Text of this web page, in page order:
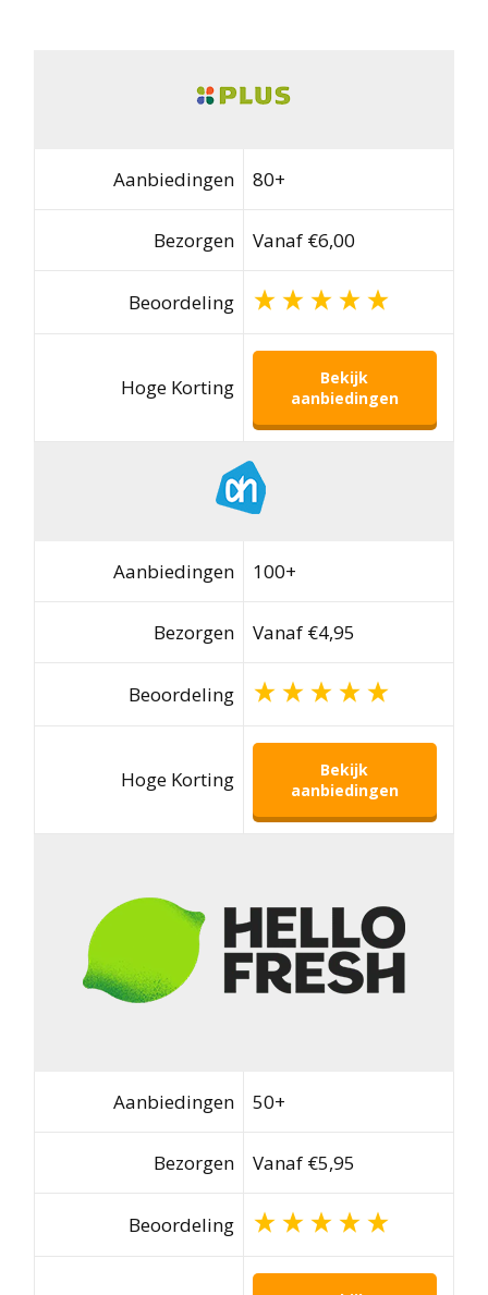
Aanbiedingen 80+
Bezorgen Vanaf €6,00
Beoordeling
Hoge Korting
Bekijk
aanbiedingen
Aanbiedingen 100+
Bezorgen Vanaf €4,95
Beoordeling
Hoge Korting
Bekijk
aanbiedingen
Aanbiedingen 50+
Bezorgen Vanaf €5,95
Beoordeling